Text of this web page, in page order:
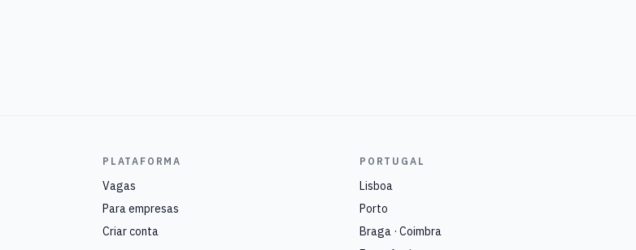
PLATAFORMA
Vagas
Para empresas
Criar conta
PORTUGAL
Lisboa
Porto
Braga · Coimbra